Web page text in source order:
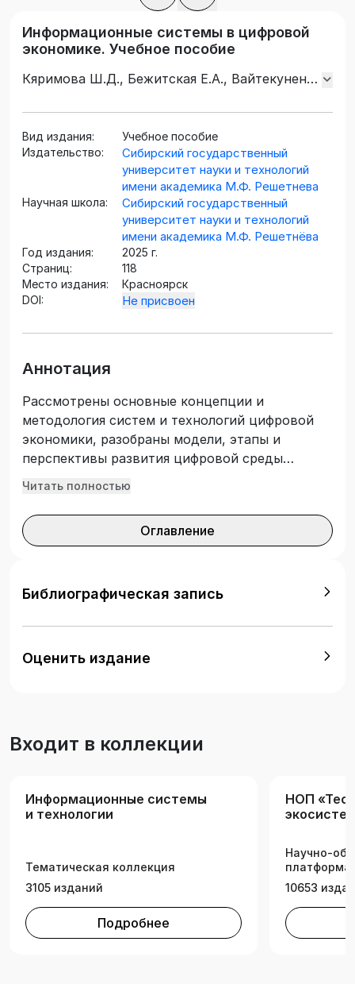
Информационные системы в цифровой
экономике. Учебное пособие
Кяримова Ш.Д., Бежитская Е.А., Вайтекунене
Е.В., Евтихов Д.О., Масюк М.А., Юферова
Н.Ю., Кукарцев В.В.
Вид издания:
Учебное пособие
Издательство:
Сибирский государственный
университет науки и технологий
имени академика М.Ф. Решетнева
Научная школа:
Сибирский государственный
университет науки и технологий
имени академика М.Ф. Решетнёва
Год издания:
2025 г.
Страниц:
118
Место издания:
Красноярск
DOI:
Не присвоен
Аннотация
Рассмотрены основные концепции и
методология систем и технологий цифровой
экономики, разобраны модели, этапы и
перспективы развития цифровой среды
общества. Разбираются все важные
акцент для изучения поставлен на большие
данные, науке о данных, интеллектуальные
облачные технологии, информационная
теоретических материалов включены
контрольные вопросы для проверки знаний
обучающихся. Предназначено для студентов
Читать полностью
Оглавление
Библиографическая запись
Оценить издание
Входит в коллекции
Информационные системы
и технологии
Тематическая коллекция
3105 изданий
Подробнее
НОП
Научно-
платформа
10653